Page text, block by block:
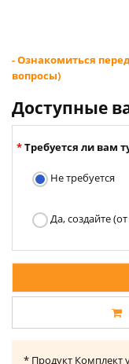
- Ознакомиться
вопросы)
Доступные
Требуется ли вам
Не требуется
Да, создайте
* Продукт Комплект